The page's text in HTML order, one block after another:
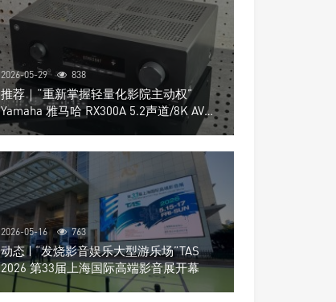
2026-05-29 838
推荐｜“重新掌握轻量化影院主动权”
Yamaha 雅马哈 RX300A 5.2声道/8K AV放
大器
2026-05-16 763
动态 | “发烧影音娱乐大型游乐场”TAS
2026 第33届上海国际高端影音展开幕